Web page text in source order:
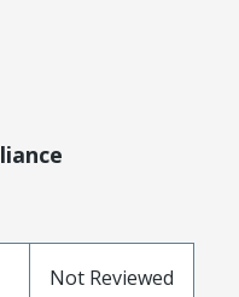
Not Reviewed